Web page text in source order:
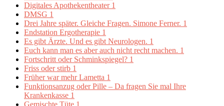
Digitales Apothekentheater 1
DMSG 1
Drei Jahre später. Gleiche Fragen. Simone Ferner. 1
Endstation Ergotherapie 1
Es gibt Ärzte. Und es gibt Neurologen. 1
Euch kann man es aber auch nicht recht machen. 1
Fortschritt oder Schminkspiegel? 1
Friss oder stirb 1
Früher war mehr Lametta 1
Funktionsanzug oder Pille – Da fragen Sie mal Ihre
Krankenkasse 1
Gemischte Tüte 1